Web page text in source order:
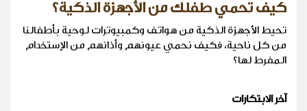
كيف تحمي طفلك من الأجهزة الذكية؟
تحيط الأجهزة الذكية من هواتف وكمبيوترات لوحية بأطفالنا
من كل ناحية، فكيف نحمي عيونهم وأذانهم من الإستخدام
المفرط لها؟
آخر الابتكارات